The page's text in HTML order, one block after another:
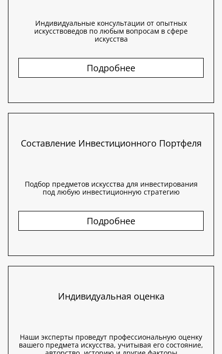
Индивидуальные консультации от опытных
искусствоведов по любым вопросам в сфере
искусства
Подробнее
Составление Инвестиционного Портфеля
Подбор предметов искусства для инвестирования
под любую инвестиционную стратегию
Подробнее
Индивидуальная оценка
Наши эксперты проведут профессиональную оценку
вашего предмета искусства, учитывая его состояние,